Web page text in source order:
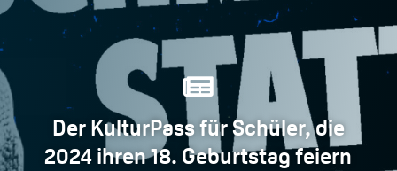

Der KulturPass für Schüler, die
2024 ihren 18. Geburtstag feiern